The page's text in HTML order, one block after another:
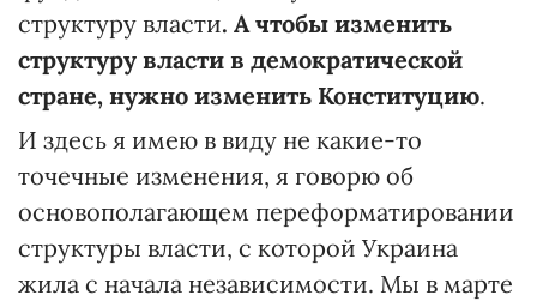
структуру власти. А чтобы изменить
структуру власти в демократической
стране, нужно изменить Конституцию.
И здесь я имею в виду не какие-то
точечные изменения, я говорю об
основополагающем переформатировании
структуры власти, с которой Украина
жила с начала независимости. Мы в марте